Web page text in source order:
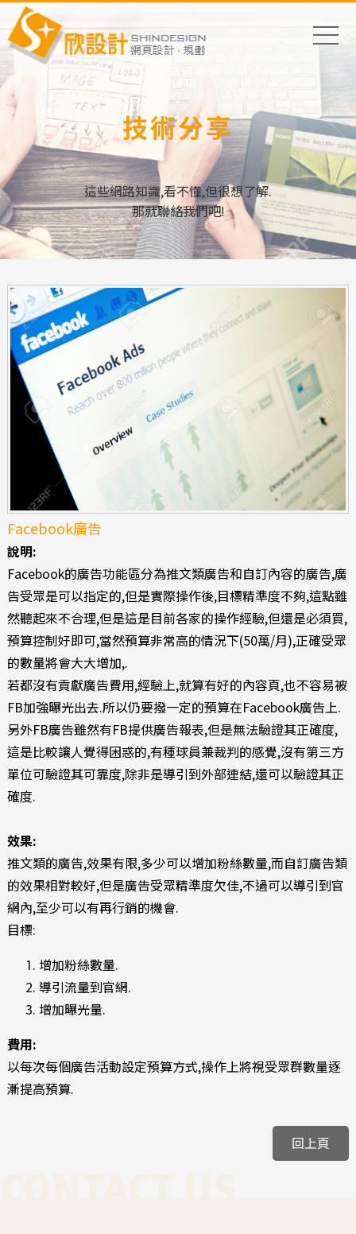
技術分享
這些網路知識,看不懂,但很想了解.
那就聯絡我們吧!
Facebook廣告
說明:
Facebook的廣告功能區分為推文類廣告和自訂內容的廣告,廣
告受眾是可以指定的,但是實際操作後,目標精準度不夠,這點雖
然聽起來不合理,但是這是目前各家的操作經驗,但還是必須買,
預算控制好即可,當然預算非常高的情況下(50萬/月),正確受眾
的數量將會大大增加,.
若都沒有貢獻廣告費用,經驗上,就算有好的內容頁,也不容易被
FB加強曝光出去.所以仍要撥一定的預算在Facebook廣告上.
另外FB廣告雖然有FB提供廣告報表,但是無法驗證其正確度,
這是比較讓人覺得困惑的,有種球員兼裁判的感覺,沒有第三方
單位可驗證其可靠度,除非是導引到外部連結,還可以驗證其正
確度.
效果:
推文類的廣告,效果有限,多少可以增加粉絲數量,而自訂廣告類
的效果相對較好,但是廣告受眾精準度欠佳,不過可以導引到官
網內,至少可以有再行銷的機會.
目標:
增加粉絲數量.
導引流量到官網.
增加曝光量.
費用:
以每次每個廣告活動設定預算方式,操作上將視受眾群數量逐
漸提高預算.
回上頁